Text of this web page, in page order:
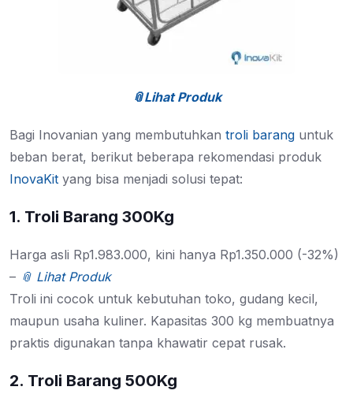
📎Lihat Produk
Bagi Inovanian yang membutuhkan troli barang untuk
beban berat, berikut beberapa rekomendasi produk
InovaKit yang bisa menjadi solusi tepat:
1. Troli Barang 300Kg
Harga asli Rp1.983.000, kini hanya Rp1.350.000 (-32%)
– 📎 Lihat Produk
Troli ini cocok untuk kebutuhan toko, gudang kecil,
maupun usaha kuliner. Kapasitas 300 kg membuatnya
praktis digunakan tanpa khawatir cepat rusak.
2. Troli Barang 500Kg